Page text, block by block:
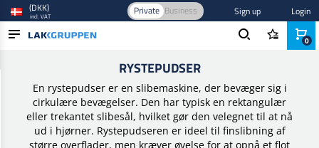
BLOG
BRANDS
(DKK)
incl. VAT Private Business Sign up Login
RYSTEPUDSER
En rystepudser er en slibemaskine, der bevæger sig i
cirkulære bevægelser. Den har typisk en rektangulær
eller trekantet slibesål, hvilket gør den velegnet til at nå
ud i hjørner. Rystepudseren er ideel til finslibning af
større overflader, men kræver øvelse for at opnå et flot
0